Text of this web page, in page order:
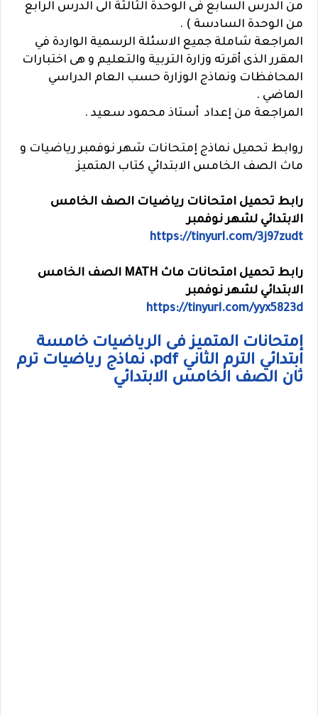
من الدرس السابع فى الوحدة الثالثة الى الدرس الرابع
من الوحدة السادسة ) .
المراجعة شاملة جميع الاسئلة الرسمية الواردة في
المقرر الذى أقرته وزارة التربية والتعليم و هى اختبارات
المحافظات ونماذج الوزارة حسب العام الدراسي
الماضي .
المراجعة من إعداد أستاذ محمود سعيد .
روابط تحميل نماذج إمتحانات شهر نوفمبر رياضيات و
ماث الصف الخامس الابتدائي كتاب المتميز
رابط تحميل امتحانات رياضيات الصف الخامس
الابتدائي لشهر نوفمبر
https://tinyurl.com/3j97zudt
رابط تحميل امتحانات ماث MATH الصف الخامس
الابتدائي لشهر نوفمبر
https://tinyurl.com/yyx5823d
إمتحانات المتميز فى الرياضيات خامسة
ابتدائي الترم الثاني pdf، نماذج رياضيات ترم
ثان الصف الخامس الابتدائي